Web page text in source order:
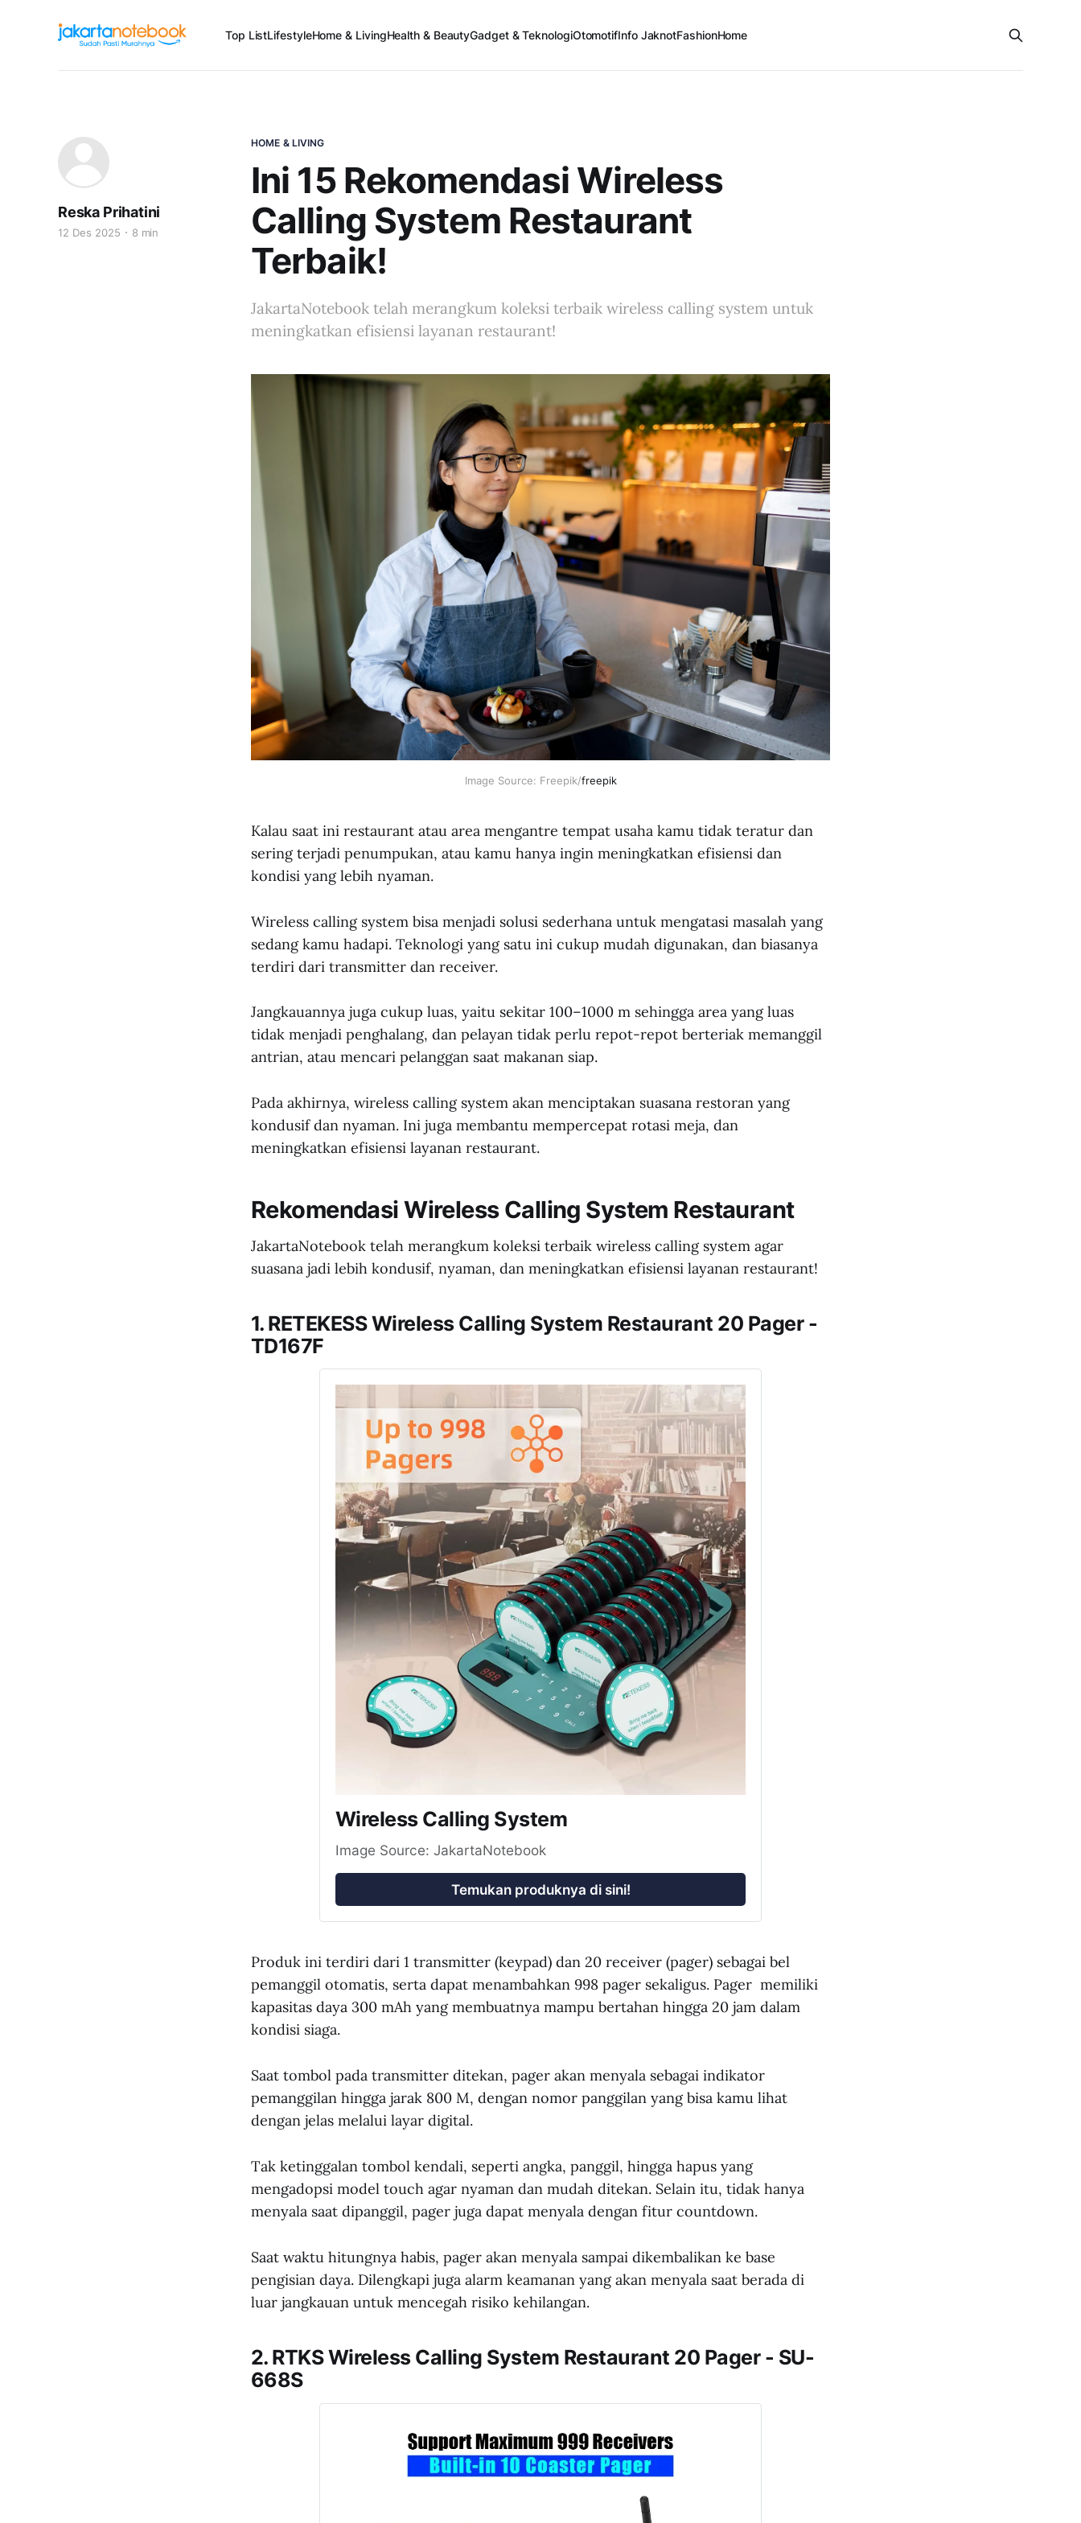
Top ListLifestyleHome & LivingHealth & BeautyGadget & TeknologiOtomotifInfo JaknotFashionHome
HOME & LIVING
Ini 15 Rekomendasi Wireless
Calling System Restaurant
Terbaik!
Reska Prihatini
12 Des 2025 8 min
JakartaNotebook telah merangkum koleksi terbaik wireless calling system untuk
meningkatkan efisiensi layanan restaurant!
Image Source: Freepik/freepik
Kalau saat ini restaurant atau area mengantre tempat usaha kamu tidak teratur dan
sering terjadi penumpukan, atau kamu hanya ingin meningkatkan efisiensi dan
kondisi yang lebih nyaman.
Wireless calling system bisa menjadi solusi sederhana untuk mengatasi masalah yang
sedang kamu hadapi. Teknologi yang satu ini cukup mudah digunakan, dan biasanya
terdiri dari transmitter dan receiver.
Jangkauannya juga cukup luas, yaitu sekitar 100–1000 m sehingga area yang luas
tidak menjadi penghalang, dan pelayan tidak perlu repot-repot berteriak memanggil
antrian, atau mencari pelanggan saat makanan siap.
Pada akhirnya, wireless calling system akan menciptakan suasana restoran yang
kondusif dan nyaman. Ini juga membantu mempercepat rotasi meja, dan
meningkatkan efisiensi layanan restaurant.
Rekomendasi Wireless Calling System Restaurant
JakartaNotebook telah merangkum koleksi terbaik wireless calling system agar
suasana jadi lebih kondusif, nyaman, dan meningkatkan efisiensi layanan restaurant!
1. RETEKESS Wireless Calling System Restaurant 20 Pager -
TD167F
Wireless Calling System
Image Source: JakartaNotebook
Temukan produknya di sini!
Produk ini terdiri dari 1 transmitter (keypad) dan 20 receiver (pager) sebagai bel
pemanggil otomatis, serta dapat menambahkan 998 pager sekaligus. Pager memiliki
kapasitas daya 300 mAh yang membuatnya mampu bertahan hingga 20 jam dalam
kondisi siaga.
Saat tombol pada transmitter ditekan, pager akan menyala sebagai indikator
pemanggilan hingga jarak 800 M, dengan nomor panggilan yang bisa kamu lihat
dengan jelas melalui layar digital.
Tak ketinggalan tombol kendali, seperti angka, panggil, hingga hapus yang
mengadopsi model touch agar nyaman dan mudah ditekan. Selain itu, tidak hanya
menyala saat dipanggil, pager juga dapat menyala dengan fitur countdown.
Saat waktu hitungnya habis, pager akan menyala sampai dikembalikan ke base
pengisian daya. Dilengkapi juga alarm keamanan yang akan menyala saat berada di
luar jangkauan untuk mencegah risiko kehilangan.
2. RTKS Wireless Calling System Restaurant 20 Pager - SU-
668S